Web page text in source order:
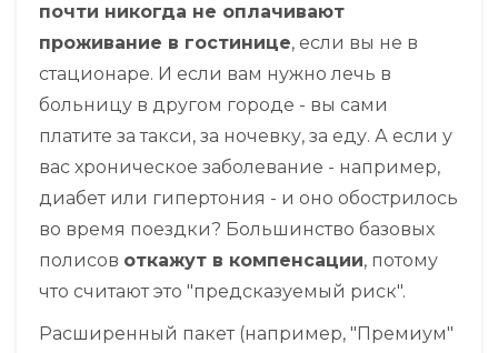
почти никогда не оплачивают
проживание в гостинице, если вы не в
стационаре. И если вам нужно лечь в
больницу в другом городе - вы сами
платите за такси, за ночевку, за еду. А если у
вас хроническое заболевание - например,
диабет или гипертония - и оно обострилось
во время поездки? Большинство базовых
полисов откажут в компенсации, потому
что считают это "предсказуемый риск".
Расширенный пакет (например, "Премиум"